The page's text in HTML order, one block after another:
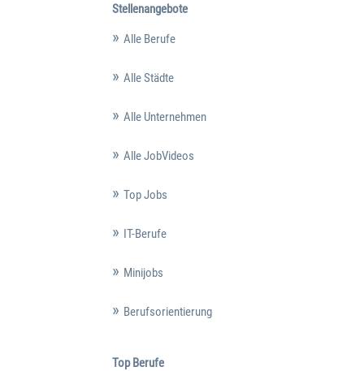
Stellenangebote
Alle Berufe
Alle Städte
Alle Unternehmen
Alle JobVideos
Top Jobs
IT-Berufe
Minijobs
Berufsorientierung
Top Berufe